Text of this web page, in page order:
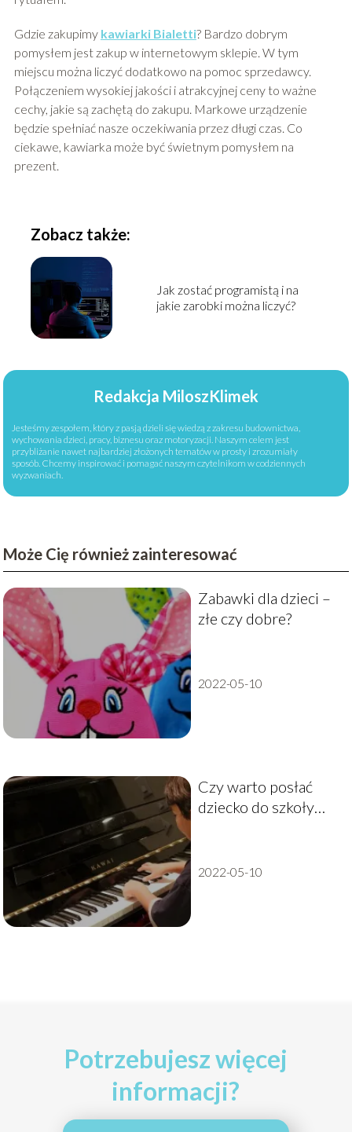
Gdzie zakupimy kawiarki Bialetti? Bardzo dobrym
pomysłem jest zakup w internetowym sklepie. W tym
miejscu można liczyć dodatkowo na pomoc sprzedawcy.
Połączeniem wysokiej jakości i atrakcyjnej ceny to ważne
cechy, jakie są zachętą do zakupu. Markowe urządzenie
będzie spełniać nasze oczekiwania przez długi czas. Co
ciekawe, kawiarka może być świetnym pomysłem na
prezent.
Zobacz także:
Jak zostać programistą i na
jakie zarobki można liczyć?
Redakcja MiloszKlimek
Jesteśmy zespołem, który z pasją dzieli się wiedzą z zakresu budownictwa,
wychowania dzieci, pracy, biznesu oraz motoryzacji. Naszym celem jest
przybliżanie nawet najbardziej złożonych tematów w prosty i zrozumiały
sposób. Chcemy inspirować i pomagać naszym czytelnikom w codziennych
wyzwaniach.
Może Cię również zainteresować
Zabawki dla dzieci –
złe czy dobre?
2022-05-10
Czy warto posłać
dziecko do szkoły
2022-05-10
Potrzebujesz więcej
informacji?